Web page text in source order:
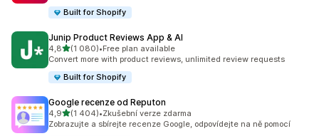
Built for Shopify
Junip Product Reviews App & AI
4,8z 5 hvězd
(1 080)
Celkový počet recenzí: 1080
•Free plan available
Convert more with product reviews, unlimited review requests
Built for Shopify
Google recenze od Reputon
4,9z 5 hvězd
(1 404)
Celkový počet recenzí: 1404
•Zkušební verze zdarma
Zobrazujte a sbírejte recenze Google, odpovídejte na ně pomocí